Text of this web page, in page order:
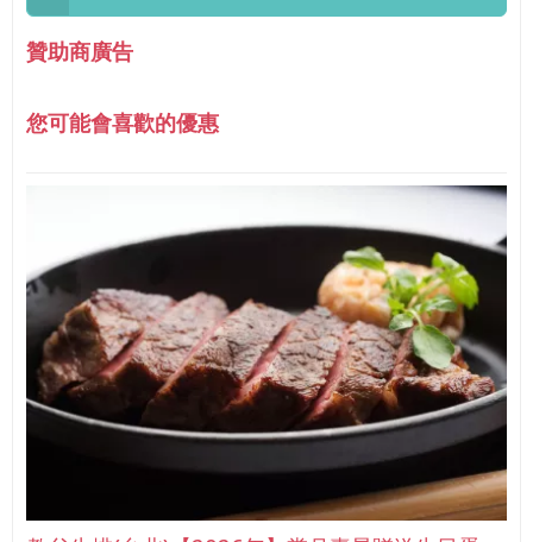
贊助商廣告
您可能會喜歡的優惠